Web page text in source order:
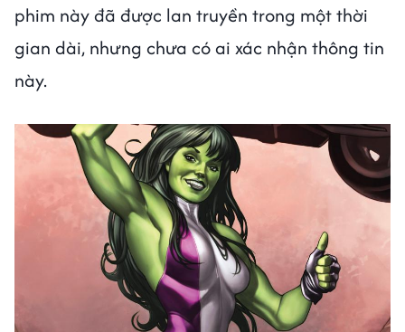
phim này đã được lan truyền trong một thời
gian dài, nhưng chưa có ai xác nhận thông tin
này.